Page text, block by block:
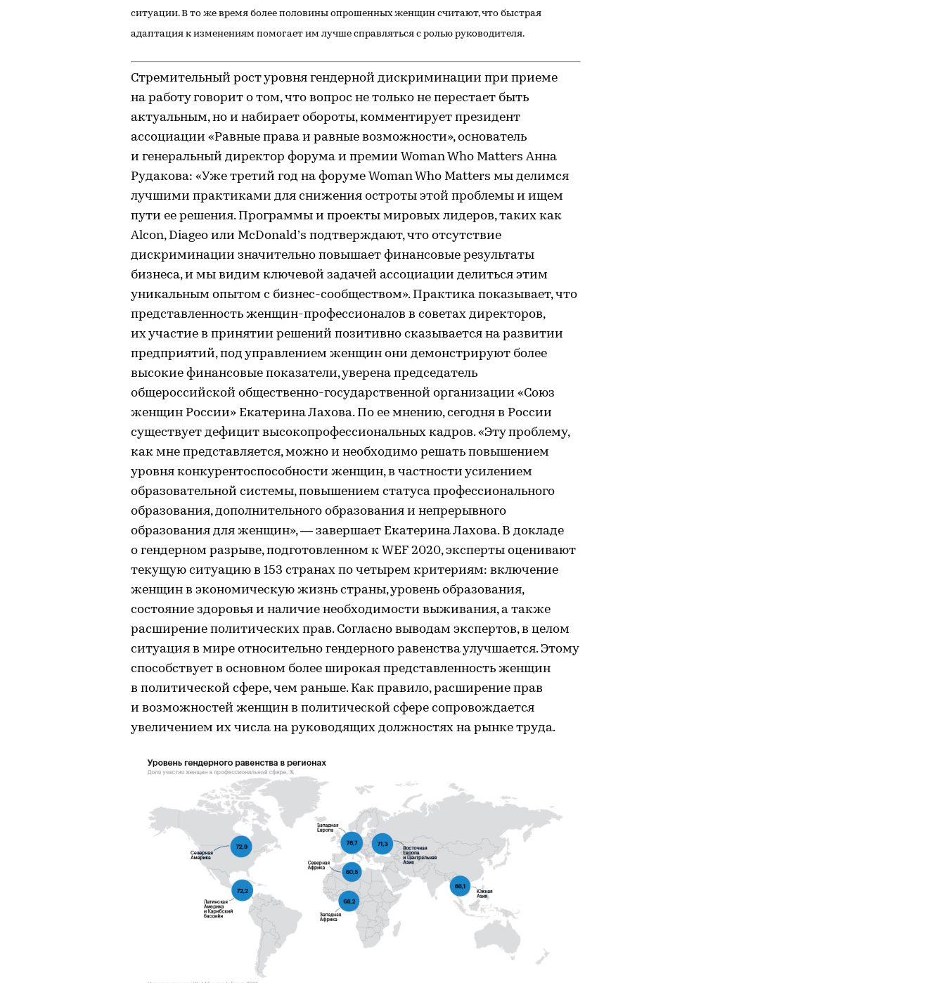
ситуации. В то же время более половины опрошенных женщин считают, что быстрая
адаптация к изменениям помогает им лучше справляться с ролью руководителя.
Стремительный рост уровня гендерной дискриминации при приеме
на работу говорит о том, что вопрос не только не перестает быть
актуальным, но и набирает обороты, комментирует президент
ассоциации «Равные права и равные возможности», основатель
и генеральный директор форума и премии Woman Who Matters Анна
Рудакова: «Уже третий год на форуме Woman Who Matters мы делимся
лучшими практиками для снижения остроты этой проблемы и ищем
пути ее решения. Программы и проекты мировых лидеров, таких как
Alcon, Diageo или McDonald’s подтверждают, что отсутствие
дискриминации значительно повышает финансовые результаты
бизнеса, и мы видим ключевой задачей ассоциации делиться этим
уникальным опытом с бизнес-сообществом». Практика показывает, что
представленность женщин-профессионалов в советах директоров,
их участие в принятии решений позитивно сказывается на развитии
предприятий, под управлением женщин они демонстрируют более
высокие финансовые показатели, уверена председатель
общероссийской общественно-государственной организации «Союз
женщин России» Екатерина Лахова. По ее мнению, сегодня в России
существует дефицит высокопрофессиональных кадров. «Эту проблему,
как мне представляется, можно и необходимо решать повышением
уровня конкурентоспособности женщин, в частности усилением
образовательной системы, повышением статуса профессионального
образования, дополнительного образования и непрерывного
образования для женщин», — завершает Екатерина Лахова. В докладе
о гендерном разрыве, подготовленном к WEF 2020, эксперты оценивают
текущую ситуацию в 153 странах по четырем критериям: включение
женщин в экономическую жизнь страны, уровень образования,
состояние здоровья и наличие необходимости выживания, а также
расширение политических прав. Согласно выводам экспертов, в целом
ситуация в мире относительно гендерного равенства улучшается. Этому
способствует в основном более широкая представленность женщин
в политической сфере, чем раньше. Как правило, расширение прав
и возможностей женщин в политической сфере сопровождается
увеличением их числа на руководящих должностях на рынке труда.